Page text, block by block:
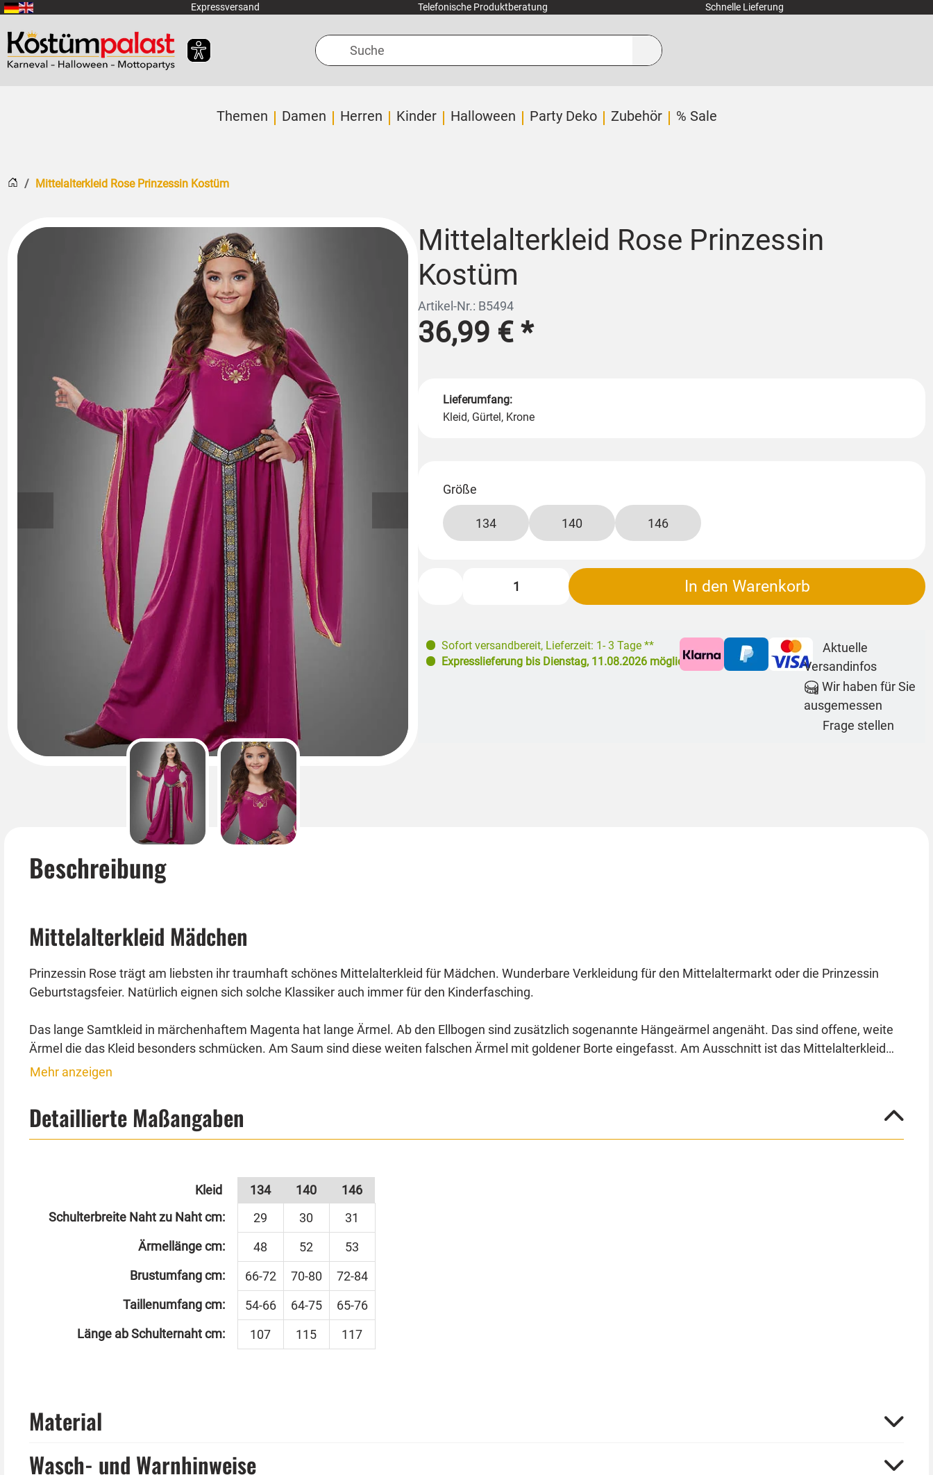
Zum Hauptinhalt springen Expressversand Telefonische Produktberatung Schnelle Lieferung
Suche
Themen Damen Herren Kinder Halloween Party Deko Zubehör % Sale
Startseite
Mittelalterkleid Rose Prinzessin Kostüm
Mittelalterkleid Rose Prinzessin
Kostüm
Artikel-Nr.: B5494
36,99 €*
Lieferumfang:
Kleid, Gürtel, Krone
Größe
134 140 146
In den Warenkorb
Sofort versandbereit, Lieferzeit: 1- 3 Tage **
Expresslieferung bis Dienstag, 11.08.2026 möglich
Aktuelle
Versandinfos
ausgemessen
Frage stellen
Beschreibung
Mittelalterkleid Mädchen
Prinzessin Rose trägt am liebsten ihr traumhaft schönes Mittelalterkleid für Mädchen. Wunderbare Verkleidung für den Mittelaltermarkt oder die Prinzessin
Geburtstagsfeier. Natürlich eignen sich solche Klassiker auch immer für den Kinderfasching.
Das lange Samtkleid in märchenhaftem Magenta hat lange Ärmel. Ab den Ellbogen sind zusätzlich sogenannte Hängeärmel angenäht. Das sind offene, weite
Ärmel die das Kleid besonders schmücken. Am Saum sind diese weiten falschen Ärmel mit goldener Borte eingefasst. Am Ausschnitt ist das Mittelalterkleid
mit goldenen Blüten und Ranken verziert.
schwarzem Latex, antik-golden bemalt mit Edelsteinen besetzt wird sie am Hinterkopf mit Gummiband gehalten.
Mehr anzeigen
Detaillierte Maßangaben
Kleid 134 140
146
Schulterbreite Naht zu Naht cm:
29 30
31
Ärmellänge cm:
48 52
53
Brustumfang cm:
66-72 70-80
72-84
Taillenumfang cm:
54-66 64-75
65-76
Länge ab Schulternaht cm:
107 115 117
Material
Wasch- und Warnhinweise